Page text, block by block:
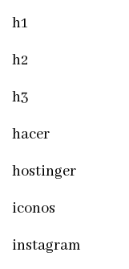
h1
h2
h3
hacer
hostinger
iconos
instagram